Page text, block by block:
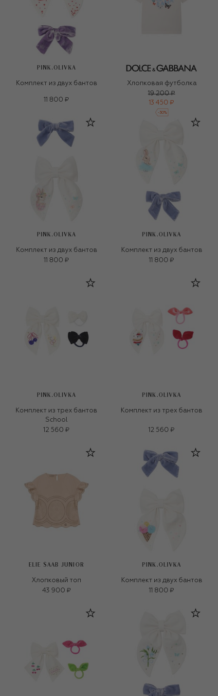
PINK.OLIVKA
Комплект из двух бантов
11 800 ₽
Хлопковая футболка
19 200 ₽
13 450 ₽
-30%
PINK.OLIVKA
Комплект из двух бантов
11 800 ₽
PINK.OLIVKA
Комплект из двух бантов
11 800 ₽
PINK.OLIVKA
Комплект из трех бантов
School
12 560 ₽
PINK.OLIVKA
Комплект из трех бантов
12 560 ₽
ELIE SAAB JUNIOR
Хлопковый топ
43 900 ₽
PINK.OLIVKA
Комплект из двух бантов
11 800 ₽